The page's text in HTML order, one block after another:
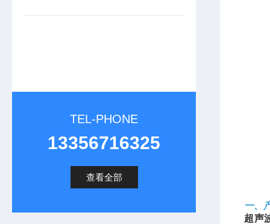
TEL-PHONE
13356716325
查看全部
一、
超声